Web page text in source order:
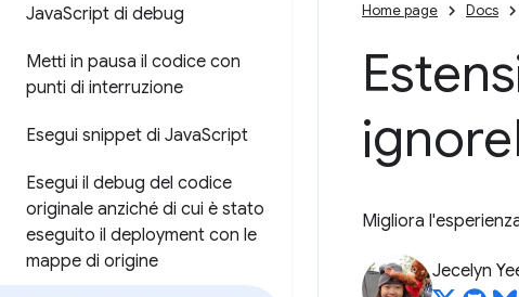
JavaScript di debug
Metti in pausa il codice con
punti di interruzione
Esegui snippet di JavaScript
Esegui il debug del codice
originale anziché di cui è stato
eseguito il deployment con le
mappe di origine
Home page Docs
ignore
Migliora
Jecelyn